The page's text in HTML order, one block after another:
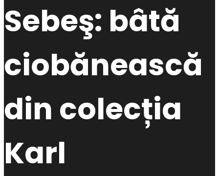
Sebeş: bâtă
ciobănească
din colecția
Karl